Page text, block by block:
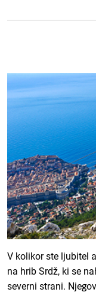
V kolikor ste ljubitel
na hrib Srdž, ki se
severni strani.